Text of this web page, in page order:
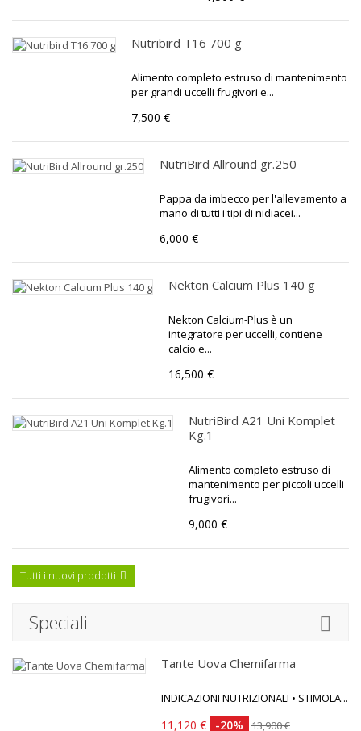
Nutribird T16 700 g
Alimento completo estruso di mantenimento
per grandi uccelli frugivori e...
7,500 €
NutriBird Allround gr.250
Pappa da imbecco per l'allevamento a
mano di tutti i tipi di nidiacei...
6,000 €
Nekton Calcium Plus 140 g
Nekton Calcium-Plus è un
integratore per uccelli, contiene
calcio e...
16,500 €
NutriBird A21 Uni Komplet
Kg.1
Alimento completo estruso di
mantenimento per piccoli uccelli
frugivori...
9,000 €
Tutti i nuovi prodotti
Speciali
Tante Uova Chemifarma
INDICAZIONI NUTRIZIONALI • STIMOLA...
11,120 € -20% 13,900 €